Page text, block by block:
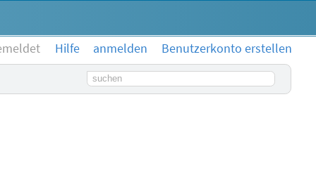
Hilfe anmelden
Benutzerkonto erstellen
Suchbegriff